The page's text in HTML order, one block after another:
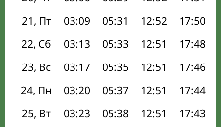
21, Пт
03:09 05:31 12:52 17:50
22, Сб
03:13 05:33 12:51 17:48
23, Вс
03:17 05:35 12:51 17:46
24, Пн
03:20 05:37 12:51 17:44
25, Вт
03:23 05:38 12:51 17:43